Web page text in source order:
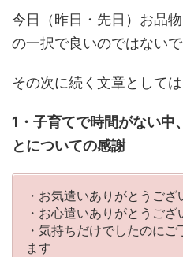
今日（昨日・先日）お品
の一択で良いのではない
その次に続く文章としては
1・子育てで時間がない中
とについての感謝
・お気遣いありがとうござ
・お心遣いありがとうござ
・気持ちだけでしたのに
ます